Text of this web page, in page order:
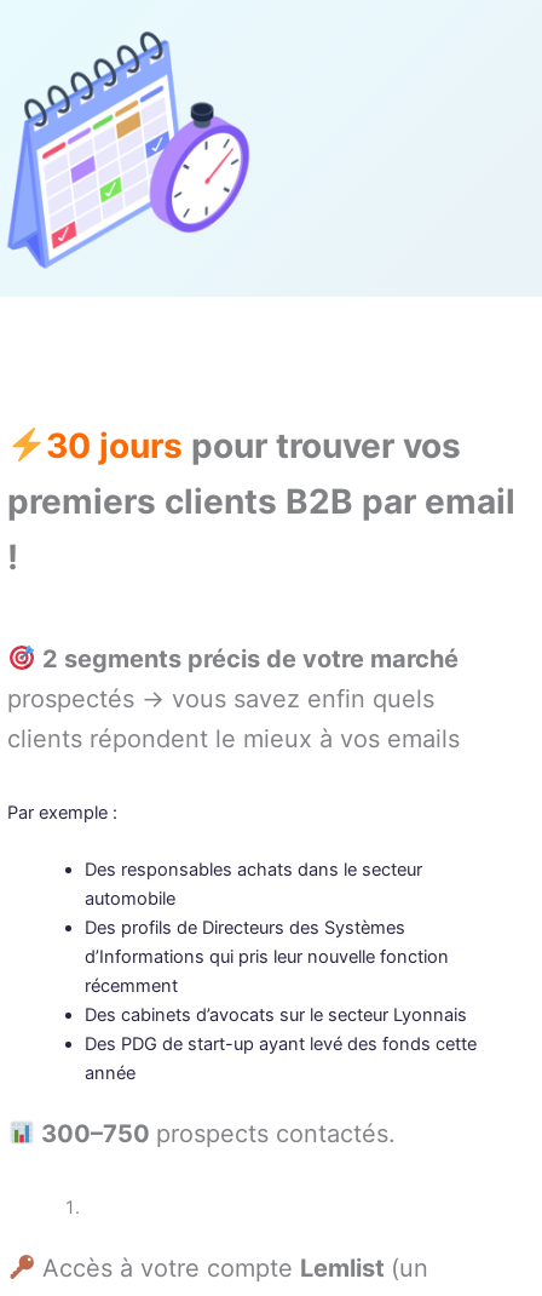
30 jours pour trouver vos
premiers clients B2B par email
!
2 segments précis de votre marché
prospectés → vous savez enfin quels
clients répondent le mieux à vos emails
Par exemple :
Des responsables achats dans le secteur
automobile
Des profils de Directeurs des Systèmes
d’Informations qui pris leur nouvelle fonction
récemment
Des cabinets d’avocats sur le secteur Lyonnais
Des PDG de start-up ayant levé des fonds cette
année
300–750 prospects contactés.
Accès à votre compte Lemlist (un